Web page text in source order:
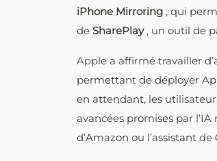
iPhone Mirroring , qui
de SharePlay , un outil de
Apple a affirmé travailler
permettant de déployer
en attendant, les
avancées promises par
d’Amazon ou l’assistant de